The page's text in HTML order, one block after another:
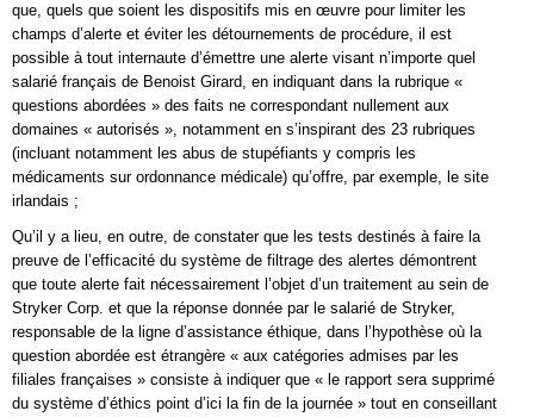
que, quels que soient les dispositifs mis en œuvre pour limiter les
champs d’alerte et éviter les détournements de procédure, il est
possible à tout internaute d’émettre une alerte visant n’importe quel
salarié français de Benoist Girard, en indiquant dans la rubrique «
questions abordées » des faits ne correspondant nullement aux
domaines « autorisés », notamment en s’inspirant des 23 rubriques
(incluant notamment les abus de stupéfiants y compris les
médicaments sur ordonnance médicale) qu’offre, par exemple, le site
irlandais ;
Qu’il y a lieu, en outre, de constater que les tests destinés à faire la
preuve de l’efficacité du système de filtrage des alertes démontrent
que toute alerte fait nécessairement l’objet d’un traitement au sein de
Stryker Corp. et que la réponse donnée par le salarié de Stryker,
responsable de la ligne d’assistance éthique, dans l’hypothèse où la
question abordée est étrangère « aux catégories admises par les
filiales françaises » consiste à indiquer que « le rapport sera supprimé
du système d’éthics point d’ici la fin de la journée » tout en conseillant